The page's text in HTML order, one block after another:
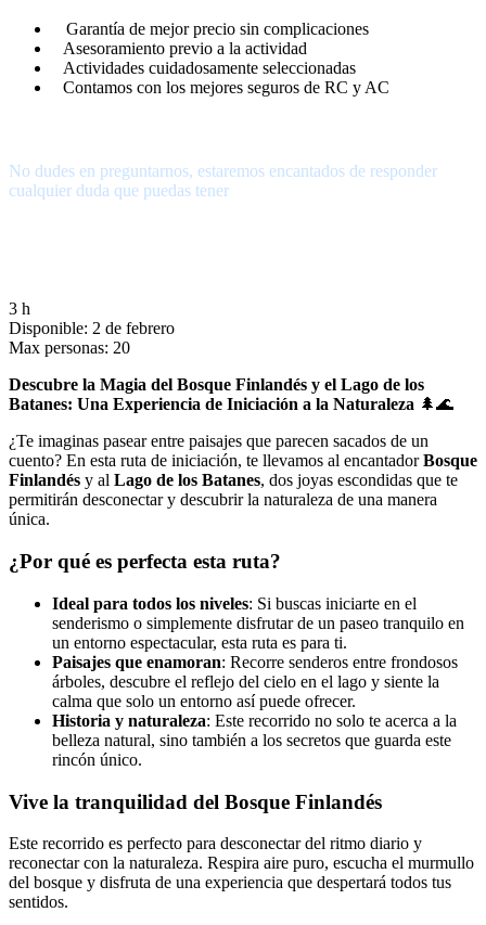
Garantía de mejor precio sin complicaciones
Asesoramiento previo a la actividad
Actividades cuidadosamente seleccionadas
Contamos con los mejores seguros de RC y AC
No dudes en preguntarnos, estaremos encantados de responder
cualquier duda que puedas tener
3 h
Disponible: 2 de febrero
Max personas: 20
Descubre la Magia del Bosque Finlandés y el Lago de los
Batanes: Una Experiencia de Iniciación a la Naturaleza 🌲🌊
¿Te imaginas pasear entre paisajes que parecen sacados de un
cuento? En esta ruta de iniciación, te llevamos al encantadorBosque
Finlandés y al Lago de los Batanes, dos joyas escondidas que te
permitirán desconectar y descubrir la naturaleza de una manera
única.
¿Por qué es perfecta esta ruta?
Ideal para todos los niveles: Si buscas iniciarte en el
senderismo o simplemente disfrutar de un paseo tranquilo en
un entorno espectacular, esta ruta es para ti.
Paisajes que enamoran: Recorre senderos entre frondosos
árboles, descubre el reflejo del cielo en el lago y siente la
calma que solo un entorno así puede ofrecer.
Historia y naturaleza: Este recorrido no solo te acerca a la
belleza natural, sino también a los secretos que guarda este
rincón único.
Vive la tranquilidad del Bosque Finlandés
Este recorrido es perfecto para desconectar del ritmo diario y
reconectar con la naturaleza. Respira aire puro, escucha el murmullo
del bosque y disfruta de una experiencia que despertará todos tus
sentidos.